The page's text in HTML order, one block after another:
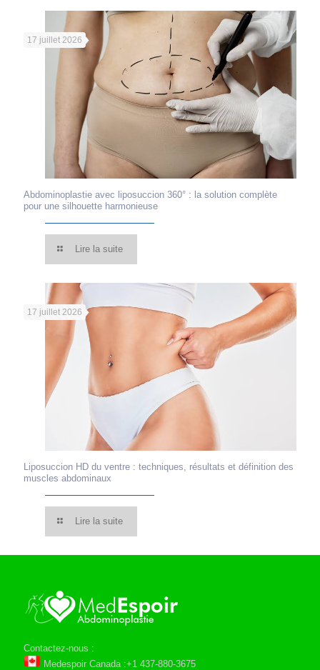
17 juillet 2026
Abdominoplastie avec liposuccion 360° : la solution complète
pour une silhouette harmonieuse
Lire la suite
17 juillet 2026
Liposuccion HD du ventre : techniques, résultats et définition des
muscles abdominaux
Lire la suite
Contactez-nous :
Medespoir Canada :+1 437-880-3675